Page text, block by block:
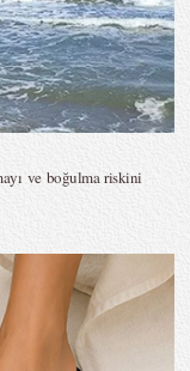
ve boğulma riskini